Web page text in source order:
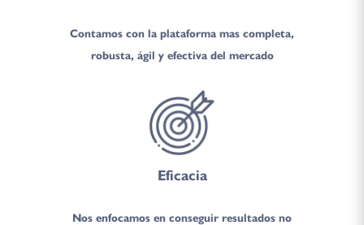
Contamos con la plataforma mas completa,
robusta, ágil y efectiva del mercado
Eficacia
Nos enfocamos en conseguir resultados no